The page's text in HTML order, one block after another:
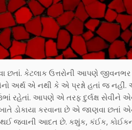
કેટલાક ઉત્તરોની આપણે જીવનભર
અર્થ એ નથી કે એ પ્રશ્નો હતાં જ નહીં.
રહેતાં. આપણે એ તરફ દુર્લક્ષ સેવીને
ખાતે ડોકાયા કરવાના છે એ જાણવા છતાં
જવાની આદત છે. કશુંક, કંઈક,